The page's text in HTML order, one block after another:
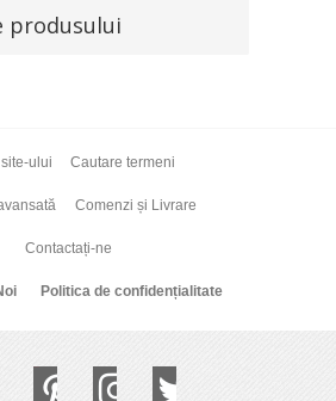
produsului
ului Cautare termeni
Comenzi și Livrare
Contactați-ne
Politica de confidențialitate